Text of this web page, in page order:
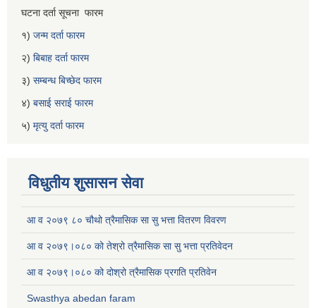
घटना दर्ता सूचना फारम
१) जन्म दर्ता फारम
२) बिबाह दर्ता फारम
३) सम्बन्ध बिच्छेद फारम
४) बसाई सराई फारम
५) मृत्यु दर्ता फारम
विधुतीय शुसासन सेवा
आ व २०७९ ८० चौथो त्रैमासिक सा सु भत्ता वितरण विवरण
आ व २०७९।०८० को तेश्रो त्रैमासिक सा सु भत्ता प्रतिवेदन
आ व २०७९।०८० को दोश्रो त्रैमासिक प्रगति प्रतिवेन
Swasthya abedan faram